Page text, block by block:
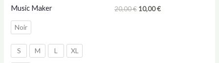
Music Maker
Noir
S M L XL
20,00€ Le
10,00€Le